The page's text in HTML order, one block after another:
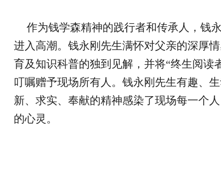
作为钱学森精神的践行者和传承人，钱
进入高潮。钱永刚先生满怀对父亲的深厚
育及知识科普的独到见解，并将“终生阅读
叮嘱赠予现场所有人。钱永刚先生有趣、
新、求实、奉献的精神感染了现场每一个
的心灵。